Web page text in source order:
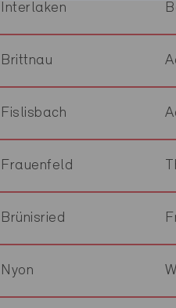
Interlaken
Brittnau
Fislisbach
Frauenfeld
Brünisried
Nyon